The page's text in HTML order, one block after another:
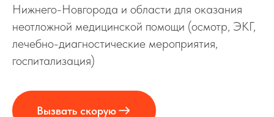
Нижнего-Новгорода и области для оказания
неотложной медицинской помощи (осмотр, ЭКГ,
лечебно-диагностические мероприятия,
госпитализация)
Вызвать скорую